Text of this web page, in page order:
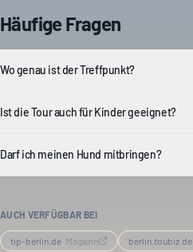
Häufige Fragen
Wo genau ist der Treffpunkt?
Ist die Tour auch für Kinder geeignet?
Darf ich meinen Hund mitbringen?
AUCH VERFÜGBAR BEI
tip-berlin.de· Magazin berlin.toubiz.de